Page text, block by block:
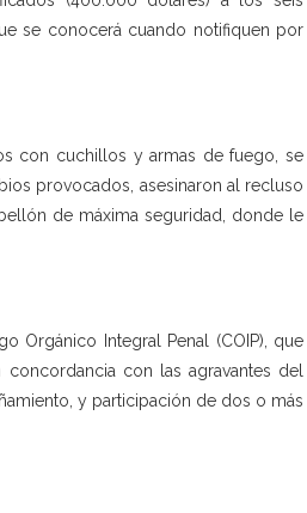
se conocerá cuando notifiquen por
con cuchillos y armas de fuego, se
provocados, asesinaron al recluso
de máxima seguridad, donde le
Orgánico Integral Penal (COIP), que
con las agravantes del
y participación de dos o más